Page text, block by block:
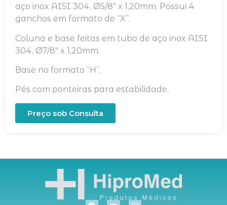
aço inox AISI 304, Ø5/8″ x 1,20mm. Possui 4
ganchos em formato de “X”.
Coluna e base feitas em tubo de aço inox AISI
304, Ø7/8″ x 1,20mm.
Base no formato “H”.
Pés com ponteiras para estabilidade.
Preço sob Consulta